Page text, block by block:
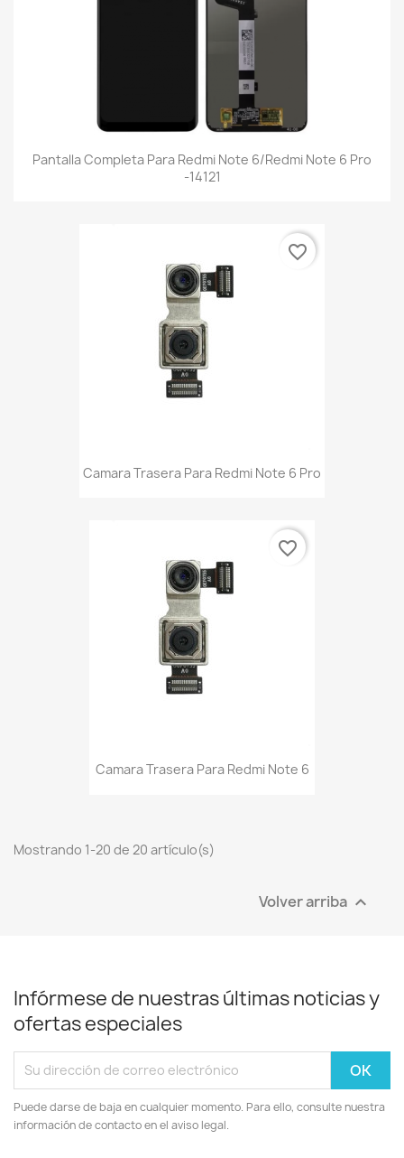
Pantalla Completa Para Redmi Note 6/Redmi Note 6 Pro
-14121
Camara Trasera Para Redmi Note 6 Pro
favorite_border
Camara Trasera Para Redmi Note 6
favorite_border
Mostrando 1-20 de 20 artículo(s)
Volver arriba 
Infórmese de nuestras últimas noticias y
ofertas especiales
Puede darse de baja en cualquier momento. Para ello, consulte nuestra
información de contacto en el aviso legal.